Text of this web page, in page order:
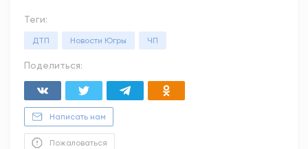
Теги:
ДТП Новости Югры ЧП
Поделиться:
Написать нам
Пожаловаться